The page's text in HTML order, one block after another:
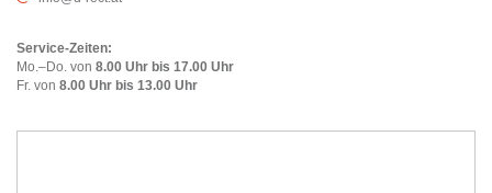
Service-Zeiten:
Mo.–Do. von 8.00 Uhr bis 17.00 Uhr
Fr. von 8.00 Uhr bis 13.00 Uhr